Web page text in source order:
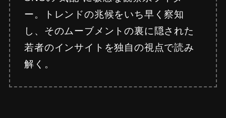
ー。トレンドの兆候をいち早く察知
し、そのムーブメントの裏に隠された
若者のインサイトを独自の視点で読み
解く。